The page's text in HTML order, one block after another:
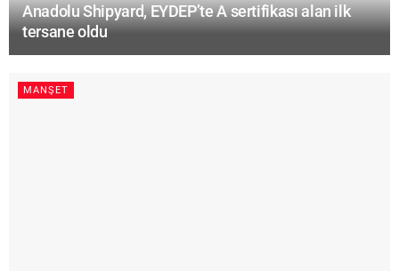
Anadolu Shipyard, EYDEP’te A sertifikası alan ilk
tersane oldu
MANŞET